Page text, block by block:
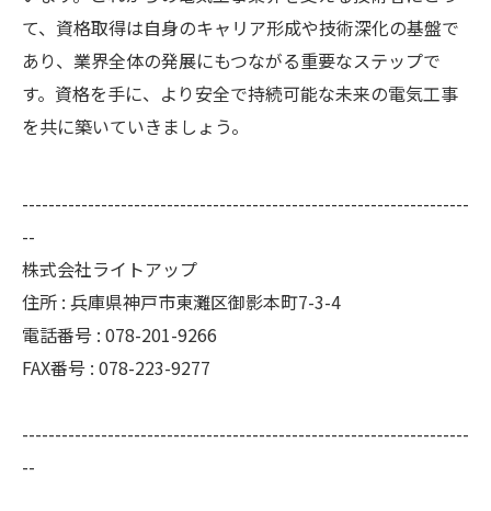
て、資格取得は自身のキャリア形成や技術深化の基盤で
あり、業界全体の発展にもつながる重要なステップで
す。資格を手に、より安全で持続可能な未来の電気工事
を共に築いていきましょう。
--------------------------------------------------------------------
--
株式会社ライトアップ
住所 : 兵庫県神戸市東灘区御影本町7-3-4
電話番号 : 078-201-9266
FAX番号 : 078-223-9277
--------------------------------------------------------------------
--